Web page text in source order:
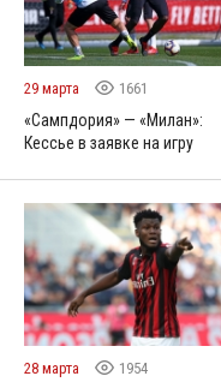
29 марта 1661
«Сампдория» — «Милан»:
Кессье в заявке на игру
28 марта 1954